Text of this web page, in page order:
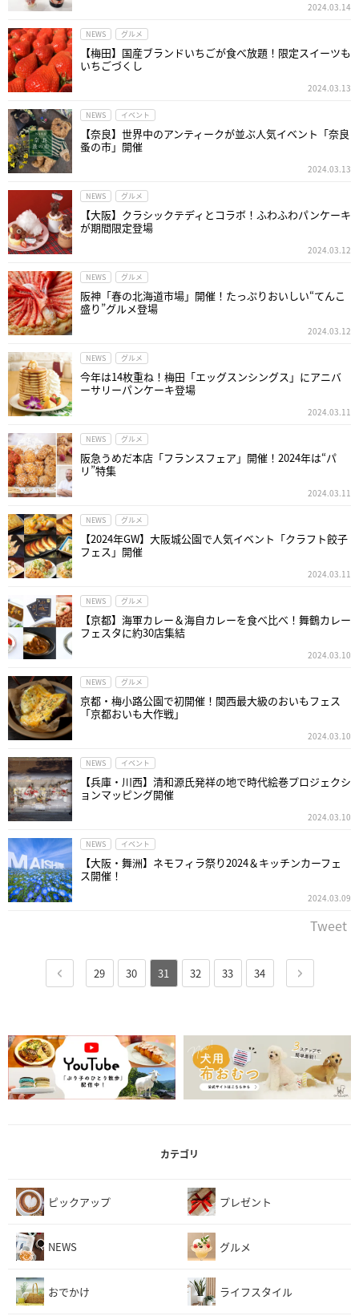
2024.03.14
NEWS グルメ
【梅田】国産ブランドいちごが食べ放題！限定スイーツも
いちごづくし
2024.03.13
NEWS イベント
【奈良】世界中のアンティークが並ぶ人気イベント「奈良
蚤の市」開催
2024.03.13
NEWS グルメ
【大阪】クラシックテディとコラボ！ふわふわパンケーキ
が期間限定登場
2024.03.12
NEWS グルメ
阪神「春の北海道市場」開催！たっぷりおいしい“てんこ
盛り”グルメ登場
2024.03.12
NEWS グルメ
今年は14枚重ね！梅田「エッグスンシングス」にアニバ
ーサリーパンケーキ登場
2024.03.11
NEWS グルメ
阪急うめだ本店「フランスフェア」開催！2024年は“パ
リ”特集
2024.03.11
NEWS グルメ
【2024年GW】大阪城公園で人気イベント「クラフト餃子
フェス」開催
2024.03.11
NEWS グルメ
【京都】海軍カレー＆海自カレーを食べ比べ！舞鶴カレー
フェスタに約30店集結
2024.03.10
NEWS グルメ
京都・梅小路公園で初開催！関西最大級のおいもフェス
「京都おいも大作戦」
2024.03.10
NEWS イベント
【兵庫・川西】清和源氏発祥の地で時代絵巻プロジェクシ
ョンマッピング開催
2024.03.10
NEWS イベント
【大阪・舞洲】ネモフィラ祭り2024＆キッチンカーフェ
ス開催！
2024.03.09
Tweet
29 30 31 32 33 34
カテゴリ
ピックアップ プレゼント
NEWS グルメ
おでかけ ライフスタイル